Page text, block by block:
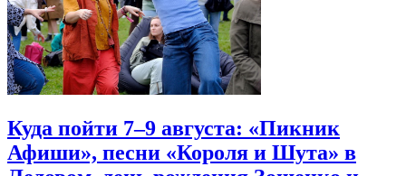
Куда пойти 7–9 августа: «Пикник
Афиши», песни «Короля и Шута» в